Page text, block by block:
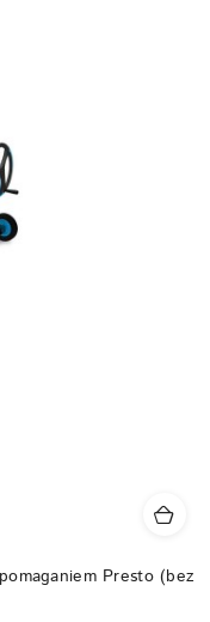
Presto (bez